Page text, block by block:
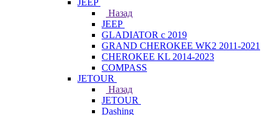
JEEP
Назад
JEEP
GLADIATOR с 2019
GRAND CHEROKEE WK2 2011-2021
CHEROKEE KL 2014-2023
COMPASS
JETOUR
Назад
JETOUR
Dashing